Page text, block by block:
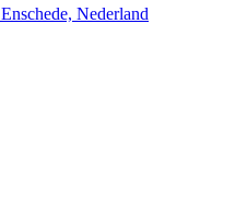
Nederland